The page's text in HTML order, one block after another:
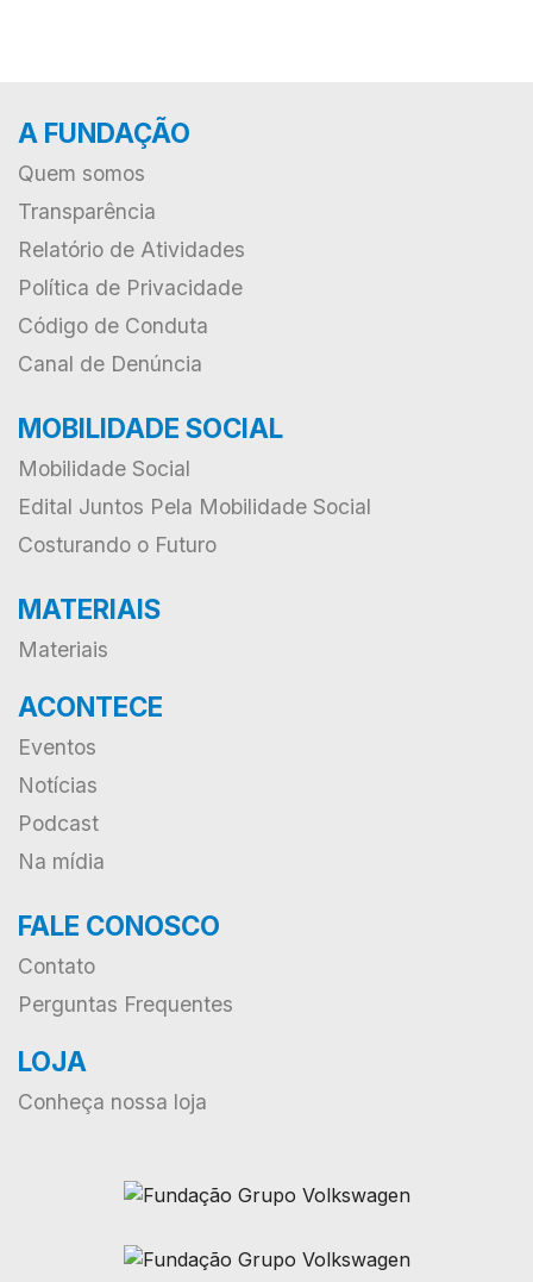
A FUNDAÇÃO
Quem somos
Transparência
Relatório de Atividades
Política de Privacidade
Código de Conduta
Canal de Denúncia
MOBILIDADE SOCIAL
Mobilidade Social
Edital Juntos Pela Mobilidade Social
Costurando o Futuro
MATERIAIS
Materiais
ACONTECE
Eventos
Notícias
Podcast
Na mídia
FALE CONOSCO
Contato
Perguntas Frequentes
LOJA
Conheça nossa loja